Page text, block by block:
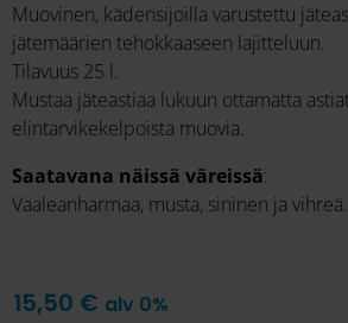
Muovinen, kädensijoilla varustettu
jätemäärien tehokkaaseen lajitteluun.
Tilavuus 25 l.
Mustaa jäteastiaa lukuun ottamatta
elintarvikekelpoista muovia.
Saatavana näissä väreissä:
Vaaleanharmaa, musta, sininen ja vihreä.
15,50 € alv 0%